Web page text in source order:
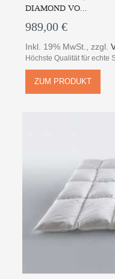
DIAMOND VO...
989,00 €
Inkl. 19% MwSt.,zzgl.
Höchste Qualität für echte
ZUM PRODUKT